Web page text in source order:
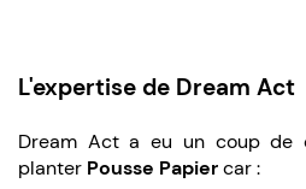
L'expertise de Dream Act
Dream Act a eu un coup de
planter Pousse Papiercar :